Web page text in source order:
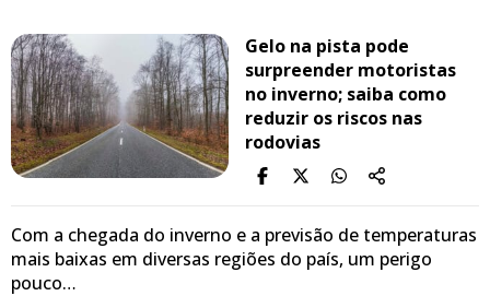
Gelo na pista pode
surpreender motoristas
no inverno; saiba como
reduzir os riscos nas
rodovias
Com a chegada do inverno e a previsão de temperaturas
mais baixas em diversas regiões do país, um perigo
pouco…